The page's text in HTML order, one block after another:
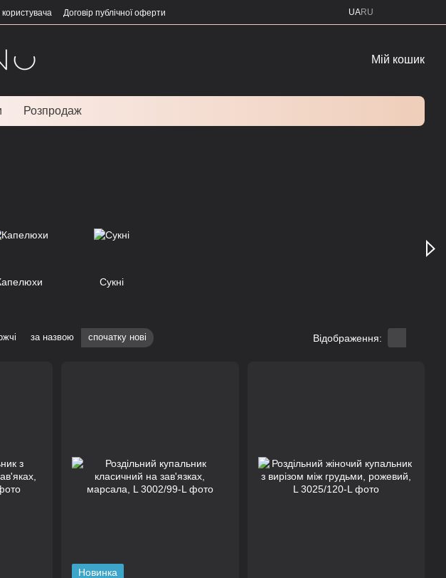
користувача Договір публічної оферти UARU
Мій кошик
Розпродаж
Сукні
за назвою спочатку нові Відображення:
Новинка